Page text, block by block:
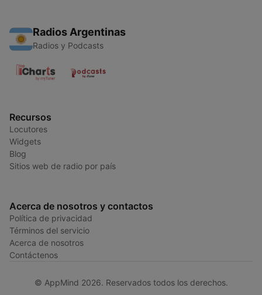
Radios Argentinas
Radios y Podcasts
Recursos
Locutores
Widgets
Blog
Sitios web de radio por país
Acerca de nosotros y contactos
Política de privacidad
Términos del servicio
Acerca de nosotros
Contáctenos
© AppMind 2026. Reservados todos los derechos.